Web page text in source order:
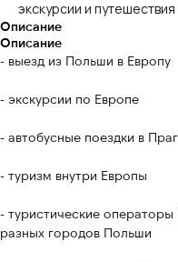
экскурсии и
Описание
Описание
- выезд из Польши в Европу
- экскурсии по Европе
- автобусные поездки в
- туризм внутри Европы
- туристические
разных городов Польши
Туры по месяцам